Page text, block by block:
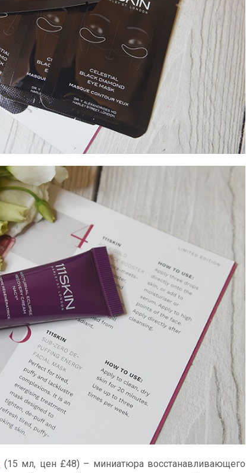
(15 мл, цен £48) – миниатюра восстанавливающего